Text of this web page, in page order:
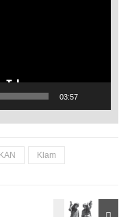
03:57
KAN Klam